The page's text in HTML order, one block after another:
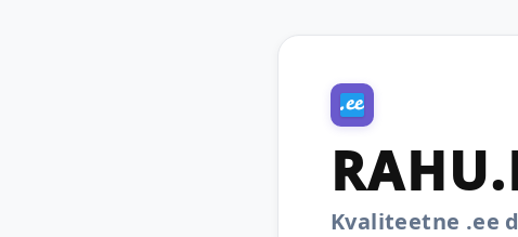
Kvaliteetne .ee